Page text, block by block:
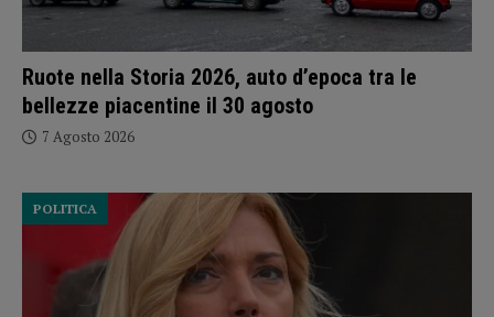
Ruote nella Storia 2026, auto d’epoca tra le
bellezze piacentine il 30 agosto
7 Agosto 2026
POLITICA